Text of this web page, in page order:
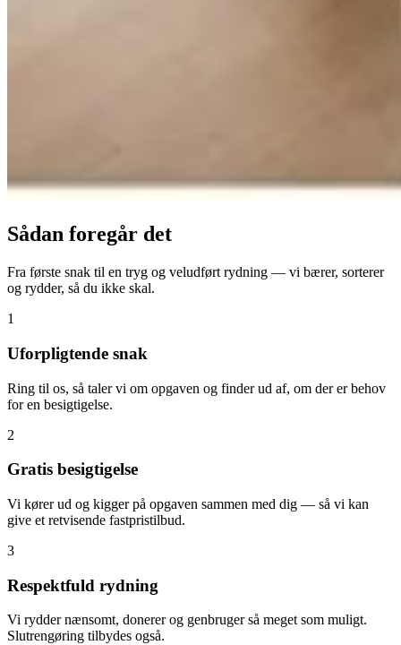
Sådan foregår det
Fra første snak til en tryg og veludført rydning — vi bærer, sorterer
og rydder, så du ikke skal.
1
Uforpligtende snak
Ring til os, så taler vi om opgaven og finder ud af, om der er behov
for en besigtigelse.
2
Gratis besigtigelse
Vi kører ud og kigger på opgaven sammen med dig — så vi kan
give et retvisende fastpristilbud.
3
Respektfuld rydning
Vi rydder nænsomt, donerer og genbruger så meget som muligt.
Slutrengøring tilbydes også.